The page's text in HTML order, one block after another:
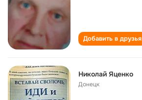
Добавить в друзья
Николай Яценко
Донецк